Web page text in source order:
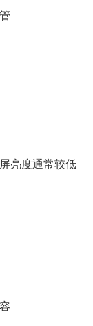
亮度通常较低